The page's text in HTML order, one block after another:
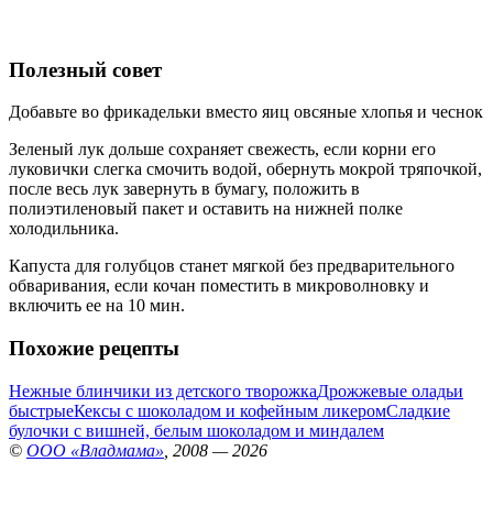
Полезный совет
Добавьте во фрикадельки вместо яиц овсяные хлопья и чеснок
Зеленый лук дольше сохраняет свежесть, если корни его
луковички слегка смочить водой, обернуть мокрой тряпочкой,
после весь лук завернуть в бумагу, положить в
полиэтиленовый пакет и оставить на нижней полке
холодильника.
Капуста для голубцов станет мягкой без предварительного
обваривания, если кочан поместить в микроволновку и
включить ее на 10 мин.
Похожие рецепты
Нежные блинчики из детского творожкаДрожжевые оладьи
быстрыеКексы с шоколадом и кофейным ликеромСладкие
булочки с вишней, белым шоколадом и миндалем
© ООО «Владмама» , 2008 — 2026